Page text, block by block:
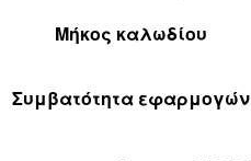
Μήκος καλωδίου
Συμβατότητα εφαρμογών